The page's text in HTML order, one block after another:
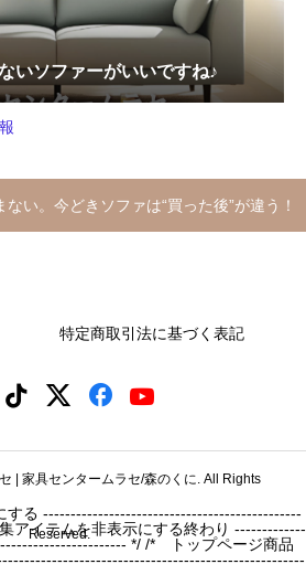
いソファーがいいですね♪
い。今どきソファは“買った後”が違う！
特定商取引法に基づく表記
| 家具センタームラセ/森のくに. All Rights
Reserved.
する -----------------------------------------------
アイテムを非表示にする終わり -------------
*/ /* トップページ商品